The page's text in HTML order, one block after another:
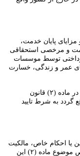
پایان خدمت،
و مرخصی استحقاقی
پرداختی توسط موسسات
عمر و زندگی، خسارت
•اموالی که برای سازمانها و موسسه های مذکور در ماده (۲) قانون
گردد به شرط تایید
یا احکام خاص، مالکیت
آنها سلب و یا به صورت بلاعوض در اختیار اشخاص موضوع ماده (۲) این